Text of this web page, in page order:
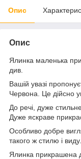
Опис
Опис
Ялинка маленька
див.
Вашій увазі
Червона. Це дійсно
До речі, дуже
Дуже яскраве
Особливо добре
такого ж стилю і виду.
Ялинка прикрашена